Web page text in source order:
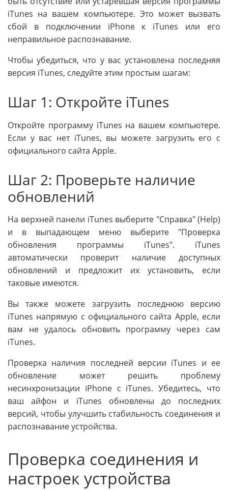
iTunes на вашем компьютере. Это может вызвать
сбой в подключении iPhone к iTunes или его
неправильное распознавание.
Чтобы убедиться, что у вас установлена последняя
версия iTunes, следуйте этим простым шагам:
Шаг 1: Откройте iTunes
Откройте программу iTunes на вашем компьютере.
Если у вас нет iTunes, вы можете загрузить его с
официального сайта Apple.
Шаг 2: Проверьте наличие
обновлений
На верхней панели iTunes выберите "Справка" (Help)
и в выпадающем меню выберите "Проверка
обновления программы iTunes". iTunes
автоматически проверит наличие доступных
обновлений и предложит их установить, если
таковые имеются.
Вы также можете загрузить последнюю версию
iTunes напрямую с официального сайта Apple, если
вам не удалось обновить программу через сам
iTunes.
Проверка наличия последней версии iTunes и ее
обновление может решить проблему
несинхронизации iPhone с iTunes. Убедитесь, что
ваш айфон и iTunes обновлены до последних
версий, чтобы улучшить стабильность соединения и
распознавание устройства.
Проверка соединения и
настроек устройства